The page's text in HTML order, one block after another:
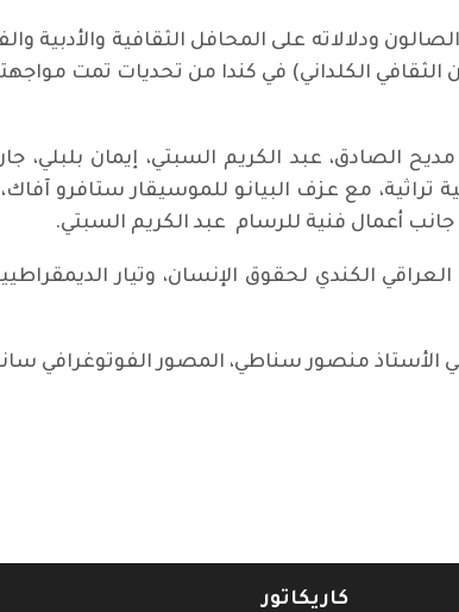
ودلالاته على المحافل الثقافية والأدبية
الكلداني) في كندا من تحديات تمت
عبد الكريم السبتي، إيمان بلبلي، جان
تراثية، مع عزف البيانو للموسيقار ستافرو
أعمال فنية للرسام عبد الكريم السبتي.
الكندي لحقوق الإنسان، وتيار
الأستاذ منصور سناطي، المصور الفوتوغرافي
كاريكاتور